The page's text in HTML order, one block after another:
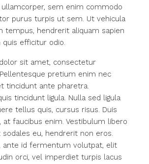
sem enim commodo
purus turpis ut sem. Ut vehicula
tempus, hendrerit aliquam sapien
quis efficitur odio.
sit amet, consectetur
pretium enim nec
tincidunt ante pharetra.
tincidunt ligula. Nulla sed ligula
tellus quis, cursus risus. Duis
at faucibus enim. Vestibulum libero
eu, hendrerit non eros.
ante id fermentum volutpat, elit
orci, vel imperdiet turpis lacus